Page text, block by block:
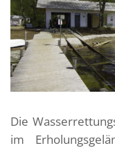
Die
im